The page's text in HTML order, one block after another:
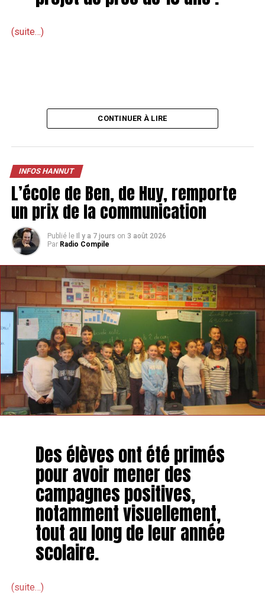
(suite…)
CONTINUER À LIRE
INFOS HANNUT
L’école de Ben, de Huy, remporte
un prix de la communication
Publié le Il y a 7 jours on 3 août 2026
Par Radio Compile
Des élèves ont été primés
pour avoir mener des
campagnes positives,
notamment visuellement,
tout au long de leur année
scolaire.
(suite…)